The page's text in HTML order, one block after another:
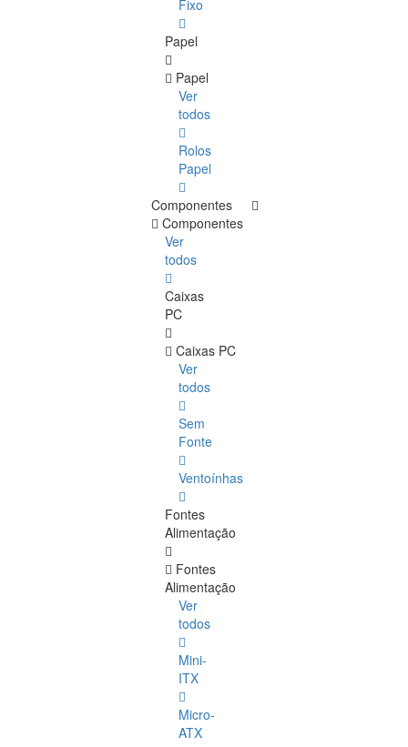
Fixo
Papel
Papel
Ver
todos
Rolos
Papel
Componentes
Componentes
Ver
todos
Caixas
PC
Caixas PC
Ver
todos
Sem
Fonte
Ventoínhas
Fontes
Alimentação
Fontes
Alimentação
Ver
todos
Mini-
ITX
Micro-
ATX